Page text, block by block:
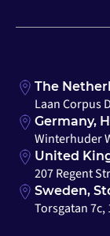
The
Laan Corpus
Germany,
Winterhuder
United
207 Regent
Sweden,
Torsgatan 7c,